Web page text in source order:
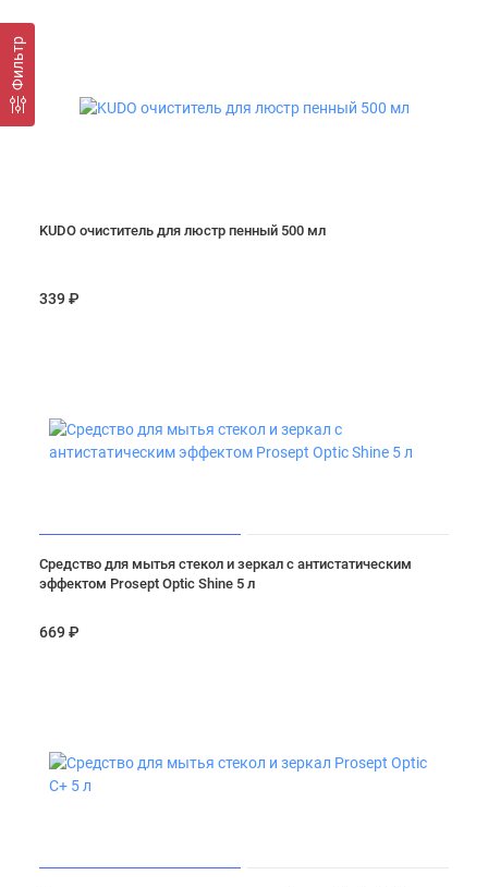
Фильтр
KUDO очиститель для люстр пенный 500 мл
339 ₽
Средство для мытья стекол и зеркал с антистатическим
эффектом Prosept Optic Shine 5 л
669 ₽